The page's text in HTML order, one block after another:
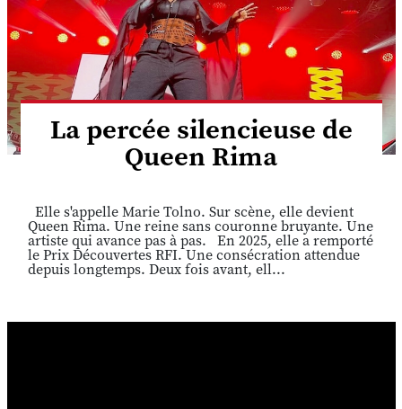
La percée silencieuse de
Queen Rima
Elle s'appelle Marie Tolno. Sur scène, elle devient
Queen Rima. Une reine sans couronne bruyante. Une
artiste qui avance pas à pas. En 2025, elle a remporté
le Prix Découvertes RFI. Une consécration attendue
depuis longtemps. Deux fois avant, ell...